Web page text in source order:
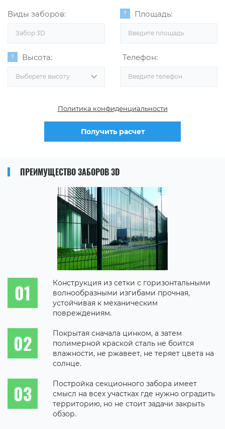
Виды заборов:
Забор 3D
Площадь:
Высота:
Выберете высоту
Телефон:
Политика конфиденциальности
Получить расчет
ПРЕИМУЩЕСТВО ЗАБОРОВ 3D
Конструкция из сетки с горизонтальными
волнообразными изгибами прочная,
устойчивая к механическим
повреждениям.
Покрытая сначала цинком, а затем
полимерной краской сталь не боится
влажности, не ржавеет, не теряет цвета на
солнце.
Постройка секционного забора имеет
смысл на всех участках где нужно оградить
территорию, но не стоит задачи закрыть
обзор.